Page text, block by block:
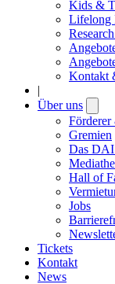
Kids &
Lifelong
Kontakt
|
Über uns
Förderer
Gremien
Das DAI
Hall of
Jobs
Tickets
Kontakt
News